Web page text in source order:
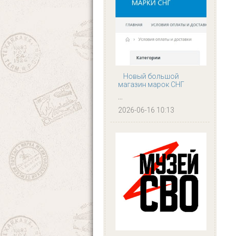
Новый большой
магазин марок СНГ
...
2026-06-16 10:13